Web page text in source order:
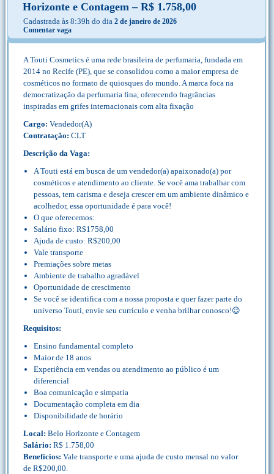
Horizonte e Contagem – R$ 1.758,00
Cadastrada às 8:39h do dia 2 de janeiro de 2026
Comentar vaga
A Touti Cosmetics é uma rede brasileira de perfumaria, fundada em
2014 no Recife (PE), que se consolidou como a maior empresa de
cosméticos no formato de quiosques do mundo. A marca foca na
democratização da perfumaria fina, oferecendo fragrâncias
inspiradas em grifes internacionais com alta fixação
Cargo: Vendedor(A)
Contratação: CLT
Descrição da Vaga:
A Touti está em busca de um vendedor(a) apaixonado(a) por
cosméticos e atendimento ao cliente. Se você ama trabalhar com
pessoas, tem carisma e deseja crescer em um ambiente dinâmico e
acolhedor, essa oportunidade é para você!
O que oferecemos:
Salário fixo: R$1758,00
Ajuda de custo: R$200,00
Vale transporte
Premiações sobre metas
Ambiente de trabalho agradável
Oportunidade de crescimento
Se você se identifica com a nossa proposta e quer fazer parte do
universo Touti, envie seu currículo e venha brilhar conosco!😉
Requisitos:
Ensino fundamental completo
Maior de 18 anos
Experiência em vendas ou atendimento ao público é um
diferencial
Boa comunicação e simpatia
Documentação completa em dia
Disponibilidade de horário
Local: Belo Horizonte e Contagem
Salário: R$ 1.758,00
Benefícios: Vale transporte e uma ajuda de custo mensal no valor
de R$200,00.